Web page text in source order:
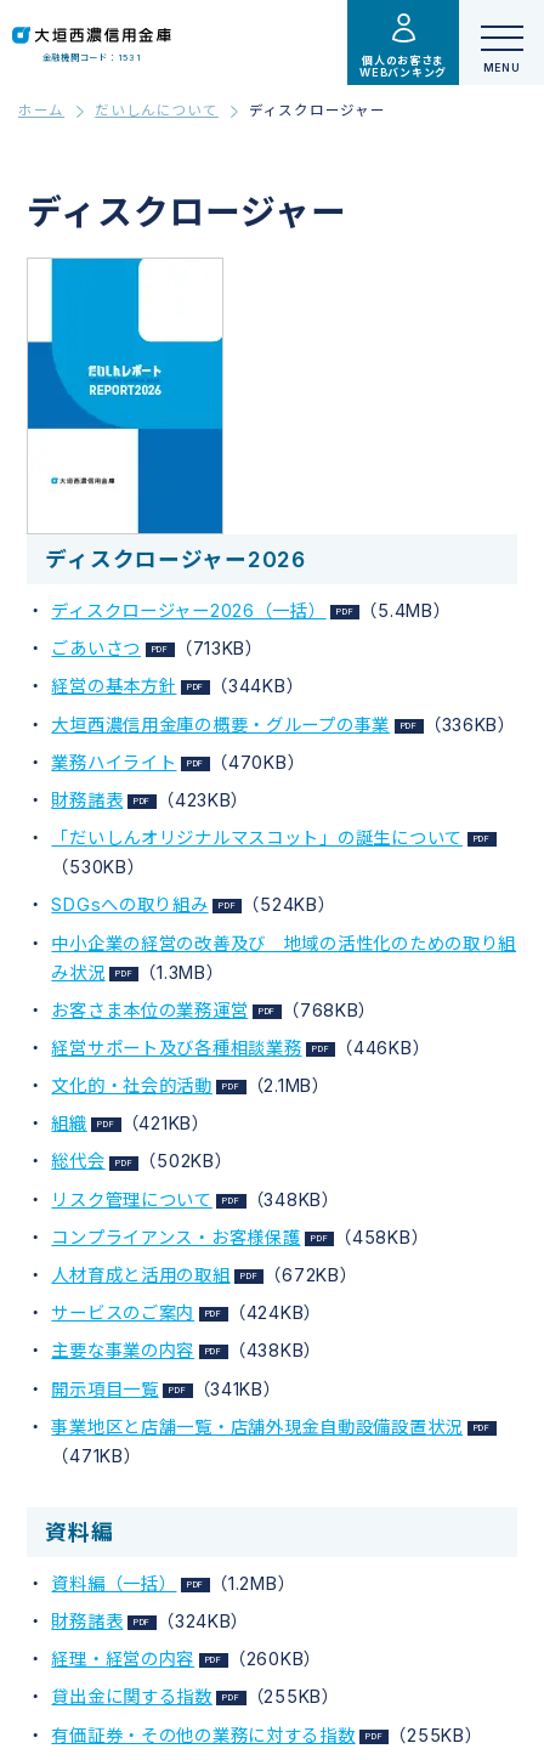
金融機関コード：1531
個人のお客さま
WEBバンキング
ホーム だいしんについて ディスクロージャー
ディスクロージャー
ディスクロージャー2026
ディスクロージャー2026（一括）
（5.4MB）
ごあいさつ
（713KB）
経営の基本方針
（344KB）
大垣西濃信用金庫の概要・グループの事業
（336KB）
業務ハイライト
（470KB）
財務諸表
（423KB）
「だいしんオリジナルマスコット」の誕生について
（530KB）
SDGsへの取り組み
（524KB）
中小企業の経営の改善及び 地域の活性化のための取り組
み状況
（1.3MB）
お客さま本位の業務運営
（768KB）
経営サポート及び各種相談業務
（446KB）
文化的・社会的活動
（2.1MB）
組織
（421KB）
総代会
（502KB）
リスク管理について
（348KB）
コンプライアンス・お客様保護
（458KB）
人材育成と活用の取組
（672KB）
サービスのご案内
（424KB）
主要な事業の内容
（438KB）
開示項目一覧
（341KB）
事業地区と店舗一覧・店舗外現金自動設備設置状況
（471KB）
資料編
資料編（一括）
（1.2MB）
財務諸表
（324KB）
経理・経営の内容
（260KB）
貸出金に関する指数
（255KB）
有価証券・その他の業務に対する指数
（255KB）